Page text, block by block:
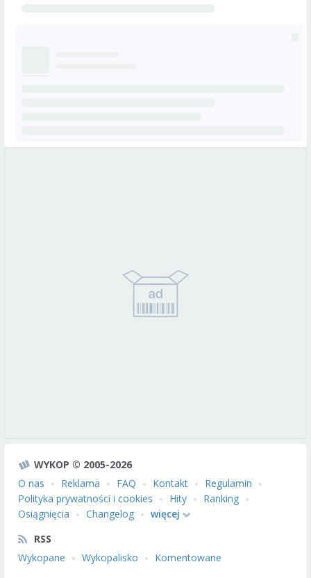
WYKOP © 2005-2026
O nas
Reklama FAQ Kontakt
Regulamin
Polityka prywatności i cookies
Hity
Ranking
Osiągnięcia
Changelog
więcej
RSS
Wykopane
Wykopalisko
Komentowane